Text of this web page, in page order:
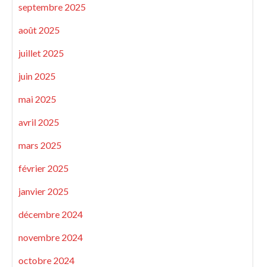
septembre 2025
août 2025
juillet 2025
juin 2025
mai 2025
avril 2025
mars 2025
février 2025
janvier 2025
décembre 2024
novembre 2024
octobre 2024